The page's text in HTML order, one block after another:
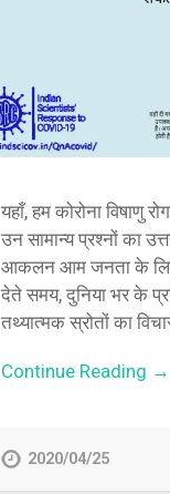
यहाँ, हम कोरोना विषाणु
उन सामान्य प्रश्नों का
आकलन आम जनता के
देते समय, दुनिया भर के
तथ्यात्मक स्रोतों का
Continue Reading →
2020/04/25